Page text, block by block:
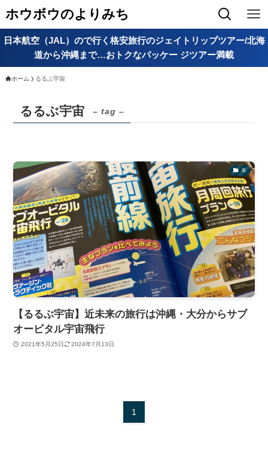
ホウボウのよりみち
日本航空（JAL）ので行く格安旅行のジェイトリップツアー/北海
道から沖縄まで…おトクなパッケー ジツアー満載
ホーム るるぶ宇宙
るるぶ宇宙 – tag –
本
【るるぶ宇宙】近未来の旅行は沖縄・大分からサブ
オービタル宇宙飛行
2021年5月25日 2024年7月13日
1